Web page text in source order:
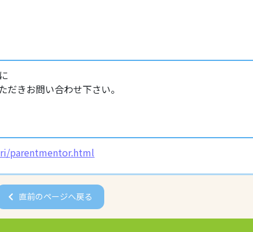
きお問い合わせ下さい。
parentmentor.html
直前のページへ戻る